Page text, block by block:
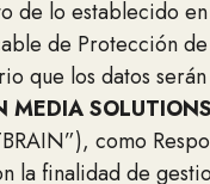
de lo establecido
de Protección
que los datos
MEDIA
como
la finalidad de